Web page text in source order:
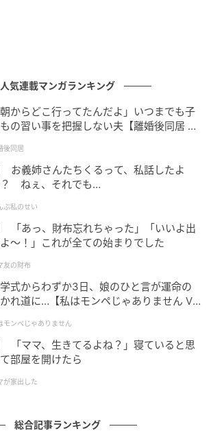
介護の現実
人気連載マンガランキング
朝からどこ行ってたんだよ」いつまでも子
の習い事を把握しない夫【離婚後同居 Vo
後同居
お義姉さんたちくるって、私話したよ
ねぇ、それでも…
ぶ私のせい
「あっ、財布忘れちゃった」「いいよ出
〜！」これが全ての始まりでした
友の財布
式からわずか3日、娘のひと言が運命の
れ道に…【私はモンペじゃありません Vo
モンペじゃありません
「ママ、生きてるよね？」寝ていると思
部屋を開けたら
が家出した
総合記事ランキング